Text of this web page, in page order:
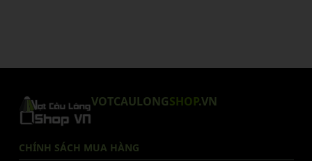
VOTCAULONGSHOP.VN
CHÍNH SÁCH MUA HÀNG